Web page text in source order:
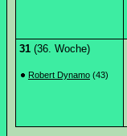
31 (36. Woche)
Robert Dynamo (43)